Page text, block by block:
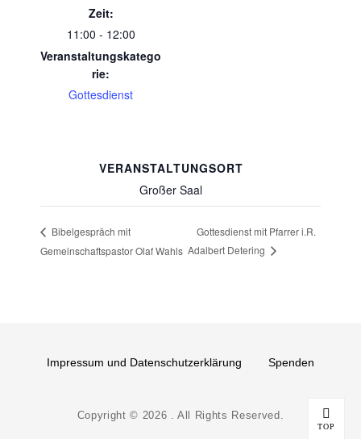
Zeit:
11:00 - 12:00
Veranstaltungskatego
rie:
Gottesdienst
VERANSTALTUNGSORT
Großer Saal
Bibelgespräch mit
Gemeinschaftspastor Olaf Wahls
Gottesdienst mit Pfarrer i.R.
Adalbert Detering
Impressum und Datenschutzerklärung Spenden
Copyright © 2026 . All Rights Reserved.
TOP